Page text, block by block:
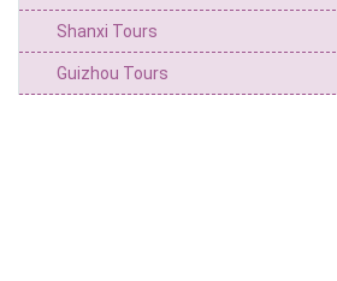
Shanxi Tours
Guizhou Tours